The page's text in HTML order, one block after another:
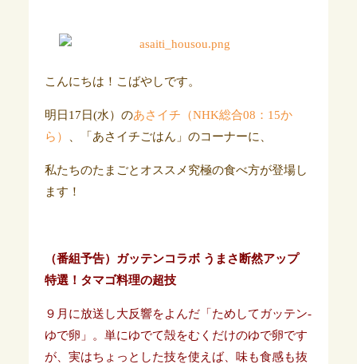
こんにちは！こばやしです。
明日17日(水）のあさイチ（NHK総合08：15か
ら）
、「あさイチごはん」のコーナーに、
私たちのたまごとオススメ究極の食べ方が登場し
ます！
（番組予告）ガッテンコラボ うまさ断然アップ
特選！タマゴ料理の超技
９月に放送し大反響をよんだ「ためしてガッテン-
ゆで卵」。単にゆでて殻をむくだけのゆで卵です
が、実はちょっとした技を使えば、味も食感も抜